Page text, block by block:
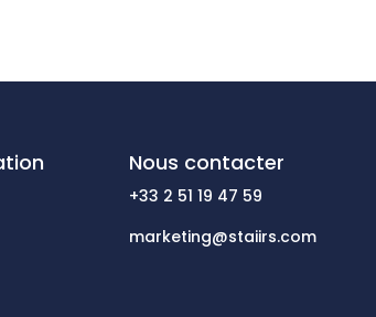
Nous contacter
+33 2 51 19 47 59
marketing@staiirs.com